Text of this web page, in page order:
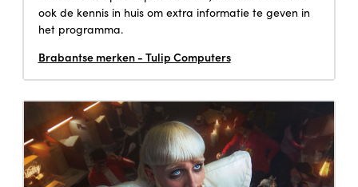
ook de kennis in huis om extra informatie te geven in
het programma.
Brabantse merken - Tulip Computers